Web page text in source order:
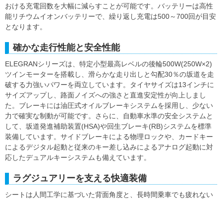
おける充電回数を大幅に減らすことが可能です。バッテリーは高性
能リチウムイオンバッテリーで、繰り返し充電は500～700回が目安
となります。
確かな走行性能と安全性能
ELEGRANシリーズは、特定小型最高レベルの後輪500W(250W×2)
ツインモーターを搭載し、滑らかな走り出しと勾配30％の坂道を走
破する力強いパワーを両立しています。タイヤサイズは13インチに
サイズアップし、路面ノイズへの強さと直進安定性が向上しまし
た。ブレーキには油圧式オイルブレーキシステムを採用し、少ない
力で確実な制動が可能です。さらに、自動車水準の安全システムと
して、坂道発進補助装置(HSA)や回生ブレーキ(RB)システムを標準
装備しています。サイドブレーキによる物理ロックや、カードキー
によるデジタル起動と従来のキー差し込みによるアナログ起動に対
応したデュアルキーシステムも備えています。
ラグジュアリーを支える快適装備
シートは人間工学に基づいた背面角度と、長時間乗車でも疲れない